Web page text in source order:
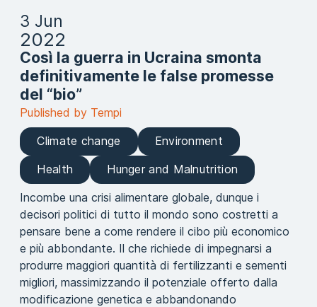
3 Jun
2022
Così la guerra in Ucraina smonta
definitivamente le false promesse
del “bio”
Published by Tempi
Climate change
Environment
Health
Hunger and Malnutrition
Incombe una crisi alimentare globale, dunque i
decisori politici di tutto il mondo sono costretti a
pensare bene a come rendere il cibo più economico
e più abbondante. Il che richiede di impegnarsi a
produrre maggiori quantità di fertilizzanti e sementi
migliori, massimizzando il potenziale offerto dalla
modificazione genetica e abbandonando